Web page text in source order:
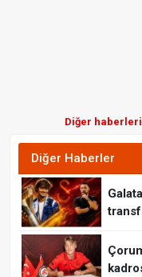
Diğer haberleri
Diğer Haberler